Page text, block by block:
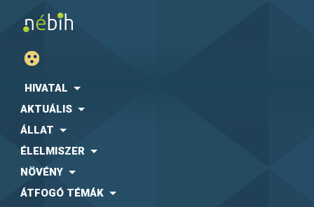
HIVATAL
AKTUÁLIS
ÁLLAT
ÉLELMISZER
NÖVÉNY
ÁTFOGÓ TÉMÁK